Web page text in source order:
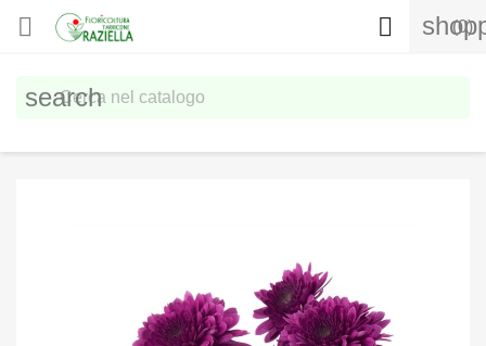
 (0)

search